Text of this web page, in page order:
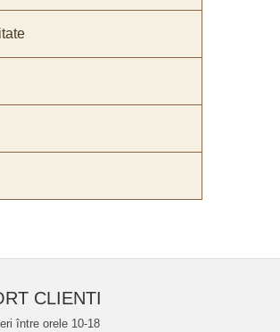
CLIENTI
între orele 10-18